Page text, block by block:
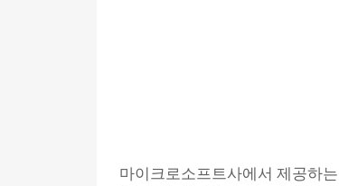
마이크로소프트사에서 제공하